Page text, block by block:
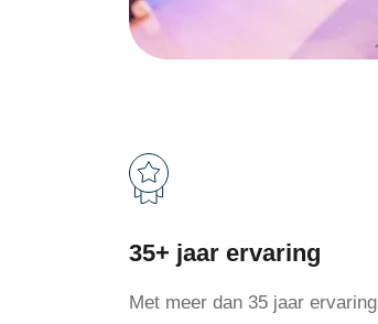
35+ jaar ervaring
Met meer dan 35 jaar ervaring